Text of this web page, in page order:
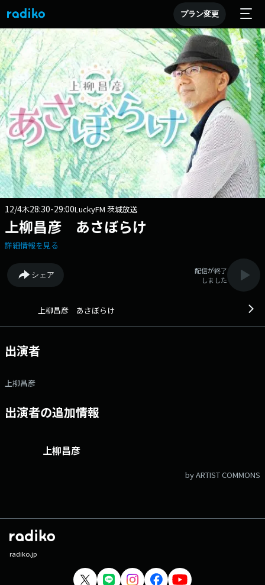
プラン変更
12/4木28:30-29:00LuckyFM 茨城放送
上柳昌彦 あさぼらけ
詳細情報を見る
シェア
配信が終了
しました
上柳昌彦 あさぼらけ
出演者
上柳昌彦
出演者の追加情報
上柳昌彦
by ARTIST COMMONS
radiko.jp